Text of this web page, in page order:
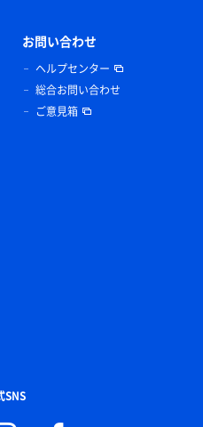
お問い合わせ
ヘルプセンター
総合お問い合わせ
ご意見箱
SNS